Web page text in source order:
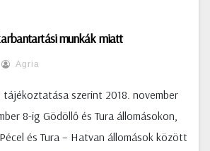
munkák miatt
Agria
tájékoztatása szerint 2018. november
8-ig Gödöllő és Tura állomásokon,
és Tura – Hatvan állomások között